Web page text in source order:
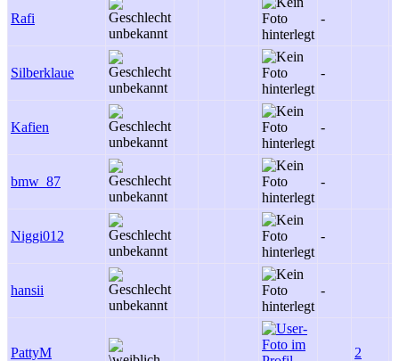
Rafi -
Silberklaue -
Kafien -
bmw_87 -
Niggi012 -
hansii -
PattyM 2